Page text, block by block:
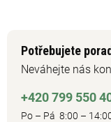
Potřebujete
Neváhejte nás
+420 799 550
Po – Pá 8:00 –